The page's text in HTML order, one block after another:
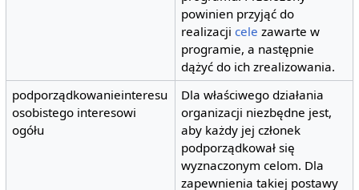
powinien przyjąć do
realizacjicele zawarte w
programie, a następnie
dążyć do ich zrealizowania.
podporządkowanieinteresu
osobistego interesowi
ogółu
Dla właściwego działania
organizacji niezbędne jest,
aby każdy jej członek
podporządkował się
wyznaczonym celom. Dla
zapewnienia takiej postawy